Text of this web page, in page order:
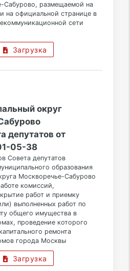
Сабурово, размещаемой на
на официальной странице в
сети
Загрузка
округ
депутатов от
05-38
Совета депутатов
образования
Москворечье-Сабурово
комиссий,
работ и приемку
выполненных работ по
общего имущества в
проведение которого
ремонта
города Москвы
Загрузка